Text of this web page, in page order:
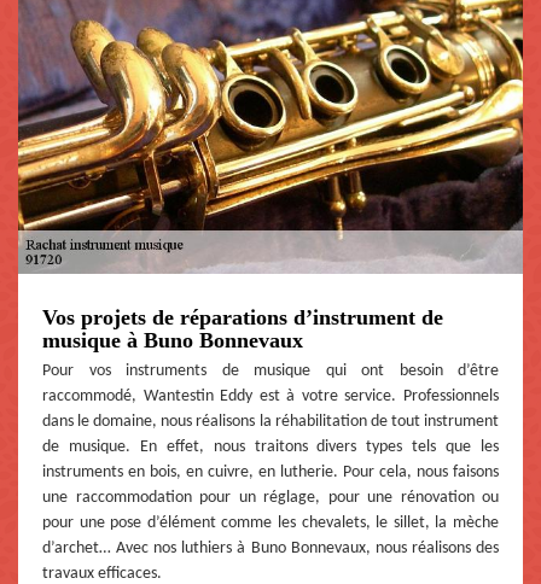
Vos projets de réparations d’instrument de
musique à Buno Bonnevaux
Pour vos instruments de musique qui ont besoin d’être
raccommodé, Wantestin Eddy est à votre service. Professionnels
dans le domaine, nous réalisons la réhabilitation de tout instrument
de musique. En effet, nous traitons divers types tels que les
instruments en bois, en cuivre, en lutherie. Pour cela, nous faisons
une raccommodation pour un réglage, pour une rénovation ou
pour une pose d’élément comme les chevalets, le sillet, la mèche
d’archet… Avec nos luthiers à Buno Bonnevaux, nous réalisons des
travaux efficaces.